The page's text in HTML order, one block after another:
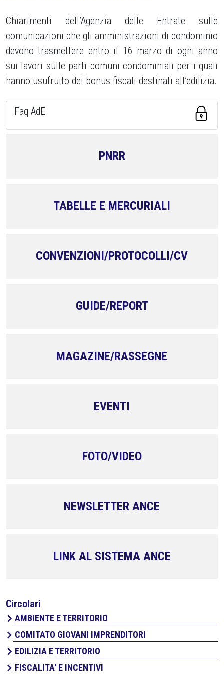
Chiarimenti dell’Agenzia delle Entrate sulle
comunicazioni che gli amministrazioni di condominio
devono trasmettere entro il 16 marzo di ogni anno
sui lavori sulle parti comuni condominiali per i quali
hanno usufruito dei bonus fiscali destinati all’edilizia.
Faq AdE
PNRR
TABELLE E MERCURIALI
CONVENZIONI/PROTOCOLLI/CV
GUIDE/REPORT
MAGAZINE/RASSEGNE
EVENTI
FOTO/VIDEO
NEWSLETTER ANCE
LINK AL SISTEMA ANCE
Circolari
AMBIENTE E TERRITORIO
COMITATO GIOVANI IMPRENDITORI
EDILIZIA E TERRITORIO
FISCALITA' E INCENTIVI